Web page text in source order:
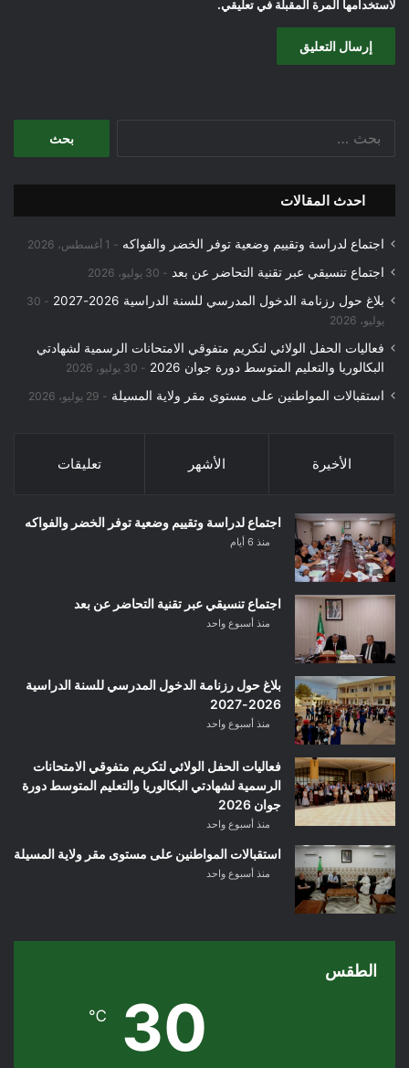
لاستخدامها المرة المقبلة في تعليقي.
احدث المقالات
اجتماع لدراسة وتقييم وضعية توفر الخضر والفواكه 1 أغسطس، 2026
اجتماع تنسيقي عبر تقنية التحاضر عن بعد 30 يوليو، 2026
بلاغ حول رزنامة الدخول المدرسي للسنة الدراسية 2026-2027
30
يوليو، 2026
فعاليات الحفل الولائي لتكريم متفوقي الامتحانات الرسمية لشهادتي
البكالوريا والتعليم المتوسط دورة جوان 2026
30 يوليو، 2026
استقبالات المواطنين على مستوى مقر ولاية المسيلة 29 يوليو، 2026
الأخيرة الأشهر تعليقات
اجتماع لدراسة وتقييم وضعية توفر الخضر والفواكه
منذ 6 أيام
اجتماع تنسيقي عبر تقنية التحاضر عن بعد
منذ أسبوع واحد
بلاغ حول رزنامة الدخول المدرسي للسنة الدراسية
2026-2027
منذ أسبوع واحد
فعاليات الحفل الولائي لتكريم متفوقي الامتحانات
الرسمية لشهادتي البكالوريا والتعليم المتوسط دورة
جوان 2026
منذ أسبوع واحد
استقبالات المواطنين على مستوى مقر ولاية المسيلة
منذ أسبوع واحد
الطقس
30
℃